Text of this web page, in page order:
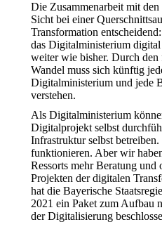
Die Zusammenarbeit mit den
Sicht bei einer
Transformation
das Digitalministerium
weiter wie bisher. Durch den
Wandel muss sich künftig
Digitalministerium und jede
verstehen.
Als Digitalministerium
Digitalprojekt selbst
Infrastruktur selbst
funktionieren. Aber wir
Ressorts mehr Beratung und
Projekten der digitalen
hat die Bayerische
2021 ein Paket zum Aufbau
der Digitalisierung